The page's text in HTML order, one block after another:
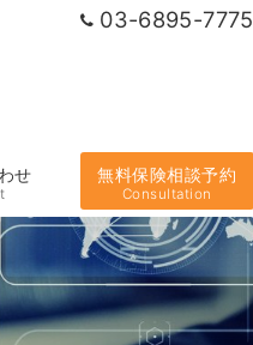
03-6895-7775
せ 無料保険相談予約
Consultation